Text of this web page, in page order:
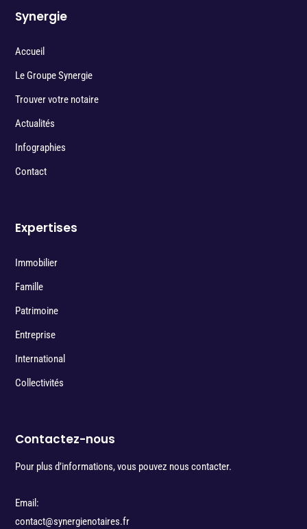
Synergie
Accueil
Le Groupe Synergie
Trouver votre notaire
Actualités
Infographies
Contact
Expertises
Immobilier
Famille
Patrimoine
Entreprise
International
Collectivités
Contactez-nous
Pour plus d’informations, vous pouvez nous contacter.
Email:
contact@synergienotaires.fr